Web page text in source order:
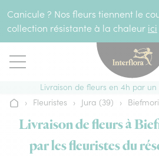
Canicule ? Nos fleurs tiennent le
collection résistante à la chaleur ici
Livraison de fleurs en 4h par
Accueil
› Fleuristes › Jura (39) ›
Livraison de fleurs à
par les fleuristes du